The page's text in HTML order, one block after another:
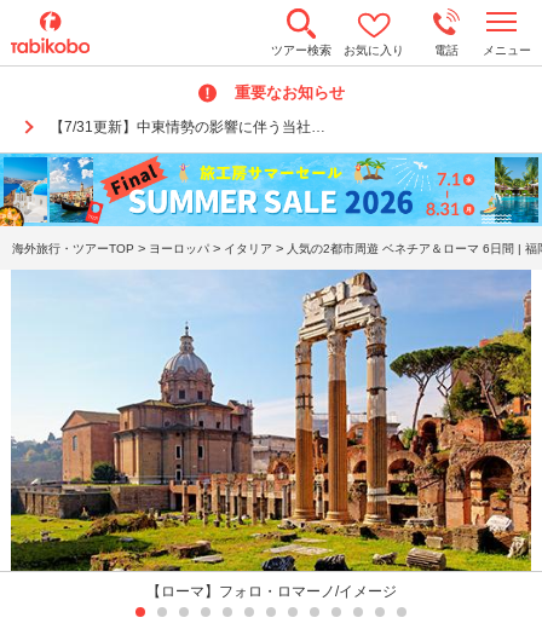
ツアー検索 お気に入り 電話 メニュー
重要なお知らせ
【7/31更新】中東情勢の影響に伴う当社…
o
n
a
v
i
g
a
t
海外旅行・ツアーTOP > ヨーロッパ > イタリア > 人気の2都市周遊 ベネチア＆ローマ 6日間 |
【ローマ】フォロ・ロマーノ/イメージ